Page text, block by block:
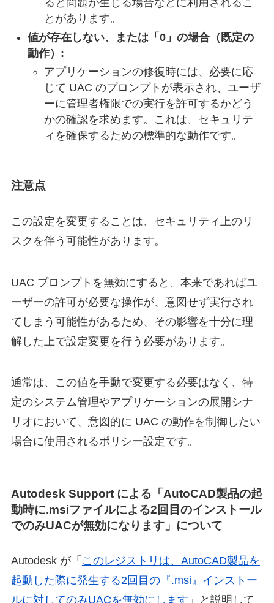
ると問題が生じる場合などに利用されるこ
とがあります。
値が存在しない、または「0」の場合（既定の
動作）:
アプリケーションの修復時には、必要に応
じて UAC のプロンプトが表示され、ユーザ
ーに管理者権限での実行を許可するかどう
かの確認を求めます。これは、セキュリテ
ィを確保するための標準的な動作です。
注意点
この設定を変更することは、セキュリティ上のリ
スクを伴う可能性があります。
UAC プロンプトを無効にすると、本来であればユ
ーザーの許可が必要な操作が、意図せず実行され
てしまう可能性があるため、その影響を十分に理
解した上で設定変更を行う必要があります。
通常は、この値を手動で変更する必要はなく、特
定のシステム管理やアプリケーションの展開シナ
リオにおいて、意図的に UAC の動作を制御したい
場合に使用されるポリシー設定です。
Autodesk Support による「AutoCAD製品の起
動時に.msiファイルによる2回目のインストール
でのみUACが無効になります」について
Autodesk が「 このレジストリは、AutoCAD製品を
起動した際に発生する2回目の『.msi』インストー
ルに対してのみUACを無効にします 」と説明して